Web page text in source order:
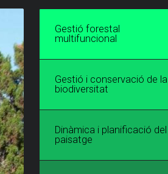
Gestió forestal
multifuncional
Gestió i conservació de la
biodiversitat
Dinàmica i planificació del
paisatge